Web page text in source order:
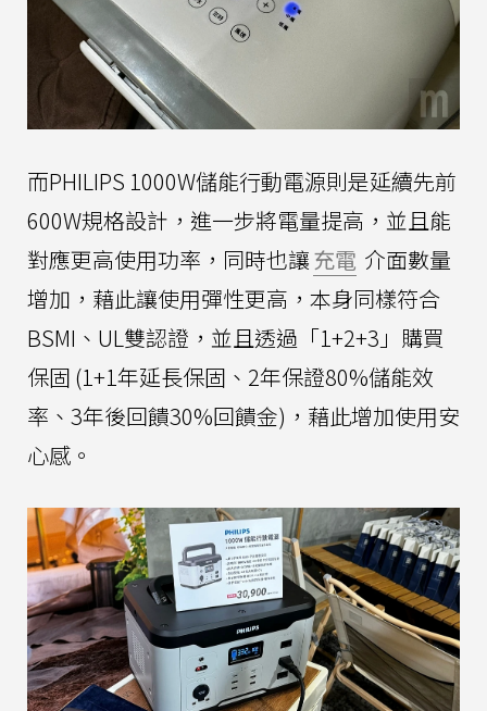
而PHILIPS 1000W儲能行動電源則是延續先前
600W規格設計，進一步將電量提高，並且能
對應更高使用功率，同時也讓充電 介面數量
增加，藉此讓使用彈性更高，本身同樣符合
BSMI、UL雙認證，並且透過「1+2+3」購買
保固 (1+1年延長保固、2年保證80%儲能效
率、3年後回饋30%回饋金)，藉此增加使用安
心感。